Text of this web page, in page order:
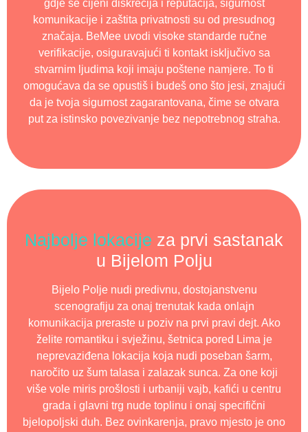
gdje se cijeni diskrecija i reputacija, sigurnost
komunikacije i zaštita privatnosti su od presudnog
značaja. BeMee uvodi visoke standarde ručne
verifikacije, osiguravajući ti kontakt isključivo sa
stvarnim ljudima koji imaju poštene namjere. To ti
omogućava da se opustiš i budeš ono što jesi, znajući
da je tvoja sigurnost zagarantovana, čime se otvara
put za istinsko povezivanje bez nepotrebnog straha.
Najbolje lokacije za prvi sastanak
u Bijelom Polju
Bijelo Polje nudi predivnu, dostojanstvenu
scenografiju za onaj trenutak kada onlajn
komunikacija preraste u poziv na prvi pravi dejt. Ako
želite romantiku i svježinu, šetnica pored Lima je
neprevaziđena lokacija koja nudi poseban šarm,
naročito uz šum talasa i zalazak sunca. Za one koji
više vole miris prošlosti i urbaniji vajb, kafići u centru
grada i glavni trg nude toplinu i onaj specifični
bjelopoljski duh. Bez ovinkarenja, pravo mjesto je ono